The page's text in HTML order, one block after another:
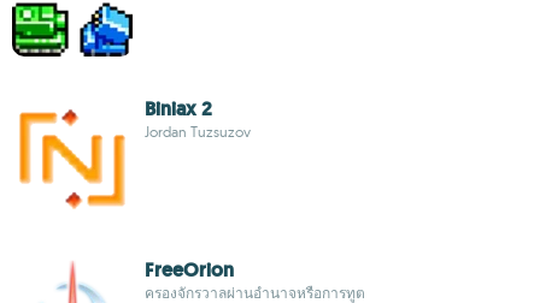
Biniax 2
Jordan Tuzsuzov
FreeOrion
ครองจักรวาลผ่านอำนาจหรือการทูต